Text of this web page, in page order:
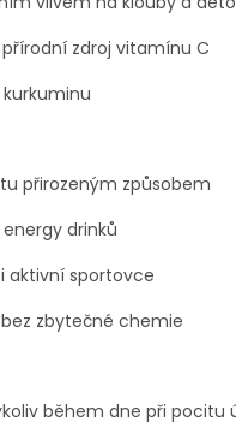
zdroj vitamínu C
přirozeným způsobem
drinků
aktivní sportovce
zbytečné chemie
během dne při